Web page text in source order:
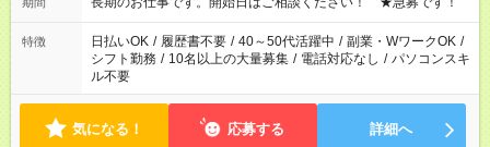
仕事をご紹介できます！ 登録の際に、あなたのご希望をお聞か
せください。
特徴 日払いOK / 履歴書不要 / 40～50代活躍中 / 副業・WワークOK /
シフト勤務 / 10名以上の大量募集 / 電話対応なし / パソコンスキ
ル不要
気になる！ 応募する 詳細へ